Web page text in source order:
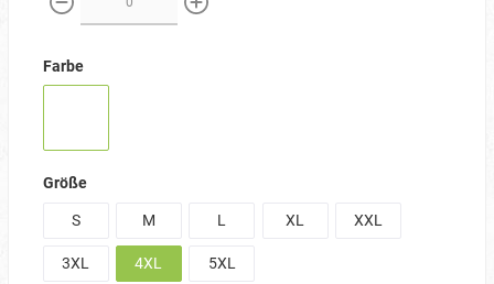
weniger mehr
Farbe
Größe
S
M L XL XXL
3XL 4XL 5XL